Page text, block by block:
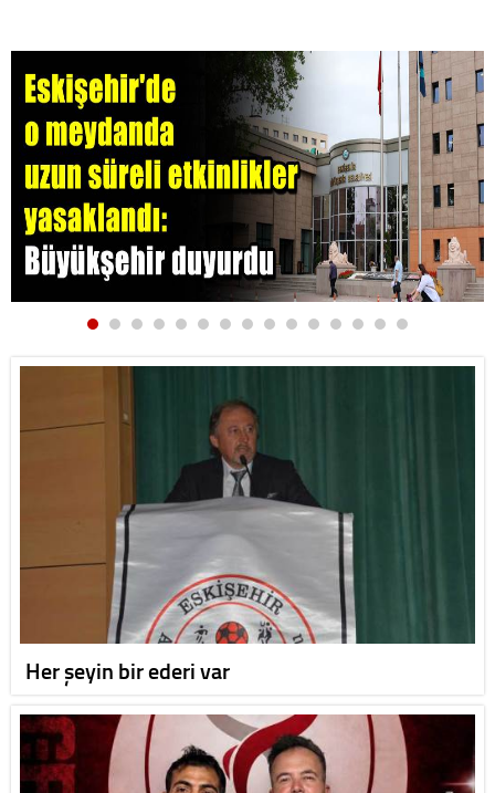
Her şeyin bir ederi var